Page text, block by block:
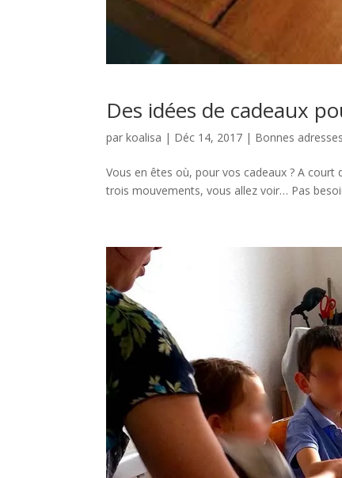
Des idées de cadeaux
parkoalisa | Déc 14, 2017 | Bonnes adresses
Vous en êtes où, pour vos cadeaux ? A court
trois mouvements, vous allez voir… Pas